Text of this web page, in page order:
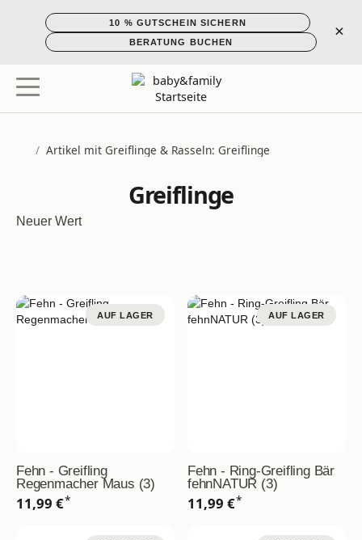
10 % GUTSCHEIN SICHERN
BERATUNG BUCHEN
×
/ Artikel mit Greiflinge & Rasseln: Greiflinge
Greiflinge
Neuer Wert
AUF LAGER
Fehn - Greifling
Regenmacher Maus (3)
11,99 €*
AUF LAGER
Fehn - Ring-Greifling Bär
fehnNATUR (3)
11,99 €*